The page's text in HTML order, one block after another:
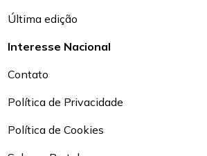
Última edição
Interesse Nacional
Contato
Política de Privacidade
Política de Cookies